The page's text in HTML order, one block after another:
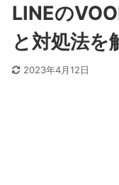
LINEの
と対処法を
2023年4月12日